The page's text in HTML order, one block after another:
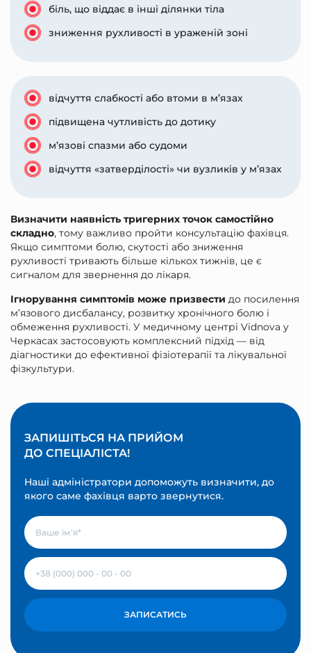
біль, що віддає в інші ділянки тіла
зниження рухливості в ураженій зоні
відчуття слабкості або втоми в м’язах
підвищена чутливість до дотику
м’язові спазми або судоми
відчуття «затверділості» чи вузликів у м’язах
Визначити наявність тригерних точок самостійно
складно, тому важливо пройти консультацію фахівця.
Якщо симптоми болю, скутості або зниження
рухливості тривають більше кількох тижнів, це є
сигналом для звернення до лікаря.
Ігнорування симптомів може призвести до посилення
м’язового дисбалансу, розвитку хронічного болю і
обмеження рухливості. У медичному центрі Vidnova у
Черкасах застосовують комплексний підхід — від
діагностики до ефективної фізіотерапії та лікувальної
фізкультури.
ЗАПИШІТЬСЯ НА ПРИЙОМ
ДО СПЕЦІАЛІСТА!
Наші адміністратори допоможуть визначити, до
якого саме фахівця варто звернутися.
ЗАПИСАТИСЬ